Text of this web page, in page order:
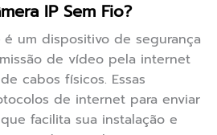
IP Sem Fio?
é um dispositivo de segurança
de vídeo pela internet
cabos físicos. Essas
de internet para enviar
facilita sua instalação e